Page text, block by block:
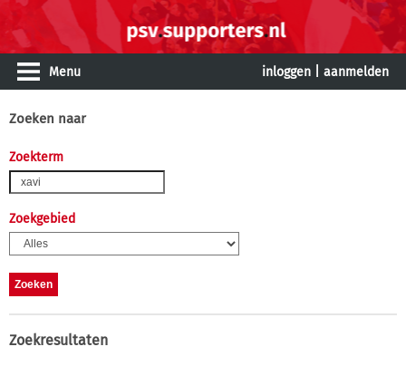
Menu inloggen aanmelden
Zoeken naar
Zoekterm
Zoekgebied
Zoekresultaten